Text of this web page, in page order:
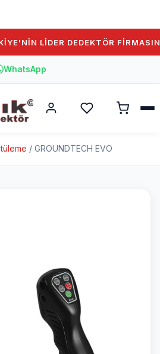
LİDER DEDEKTÖR FİRMASINA
WhatsApp
/ GROUNDTECH EVO